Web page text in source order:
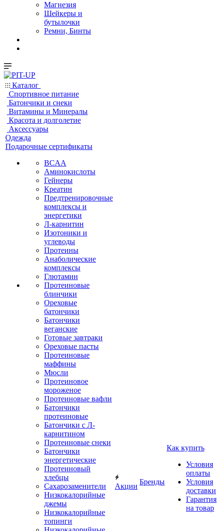
Магнезия
Шейкеры и
бутылочки
Ремни, Бинты
Каталог
Спортивное питание
Батончики и снеки
Витамины и Минералы
Красота и долголетие
Аксессуары
Одежда
Подарочные сертификаты
BCAA
Аминокислоты
Гейнеры
Креатин
Предтренировочные
комплексы и
энергетики
Л-карнитин
Изотоники и
углеводы
Протеины
Анаболические
комплексы
Глютамин
Протеиновые
блинчики
Ореховые
батончики
Батончики
веганские
Готовые завтраки
Ореховые пасты
Протеиновые
маффины
Мюсли
Протеиновое
мороженое
Протеиновые вафли
Батончики
протеиновые
Батончики с Л-
карнитином
Протеиновые снеки
Батончики
энергетические
Протеиновый
хлебцы
Сахарозаменители
Низкокалорийные
джемы
Низкокалорийные
топинги
Акции
Бренды
Как купить
Условия
оплаты
Условия
доставки
Гарантия
на товар